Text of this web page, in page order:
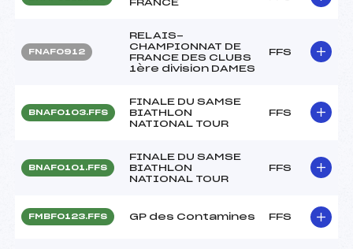
FRANCE
FNAF0912
RELAIS-
CHAMPIONNAT DE
FRANCE DES CLUBS
1ère division DAMES
FFS
BNAF0103.FFS
FINALE DU SAMSE
BIATHLON
NATIONAL TOUR
FFS
BNAF0101.FFS
FINALE DU SAMSE
BIATHLON
NATIONAL TOUR
FFS
FMBF0123.FFS GP des Contamines FFS